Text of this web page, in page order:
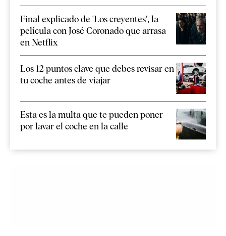
Final explicado de 'Los creyentes', la
película con José Coronado que arrasa
en Netflix
Los 12 puntos clave que debes revisar en
tu coche antes de viajar
Esta es la multa que te pueden poner
por lavar el coche en la calle